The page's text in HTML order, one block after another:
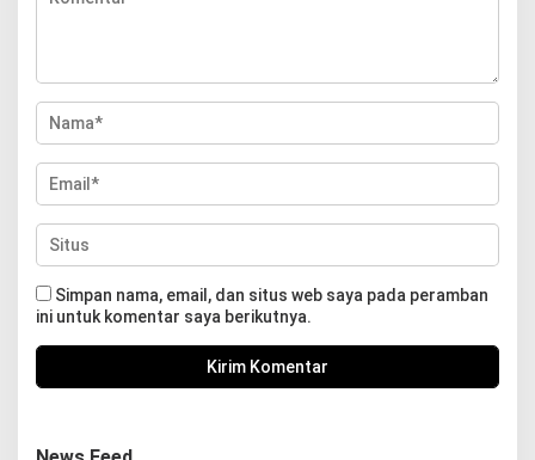
Simpan nama, email, dan situs web saya pada peramban
ini untuk komentar saya berikutnya.